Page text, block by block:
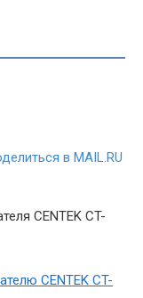
CENTEK CT-
CENTEK CT-